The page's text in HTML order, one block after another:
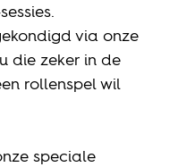
via onze
die zeker in de
rollenspel wil
speciale